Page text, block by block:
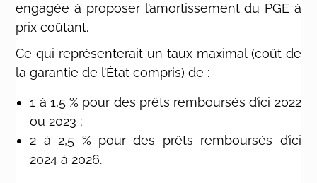
engagée à proposer l’amortissement du PGE à
prix coûtant.
Ce qui représenterait un taux maximal (coût de
la garantie de l’État compris) de :
1 à 1,5 % pour des prêts remboursés d’ici 2022
ou 2023 ;
2 à 2,5 % pour des prêts remboursés d’ici
2024 à 2026.